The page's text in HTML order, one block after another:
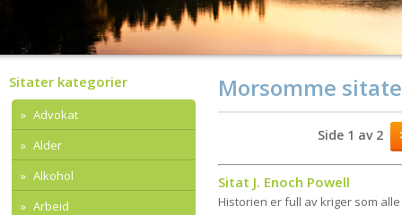
Sitater kategorier
Advokat
Alder
Alkohol
Arbeid
Morsomme
Side 1 av 2
Sitat J. Enoch Powell
Historien er full av kriger som